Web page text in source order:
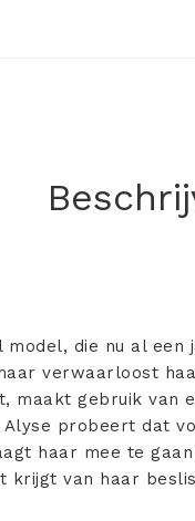
model, die nu al
verwaarloost
maakt gebruik van
probeert dat
haar mee te
krijgt van haar